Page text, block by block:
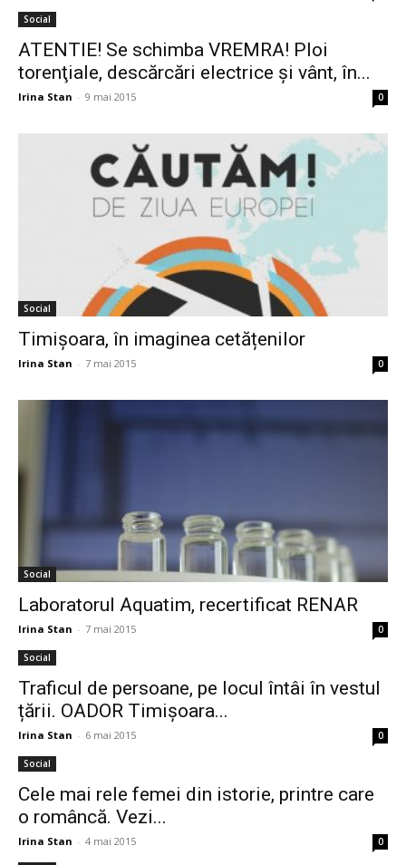
Social
ATENTIE! Se schimba VREMRA! Ploi
torenţiale, descărcări electrice şi vânt, în...
Irina Stan - 9 mai 2015 0
Social
Timișoara, în imaginea cetățenilor
Irina Stan - 7 mai 2015 0
Social
Laboratorul Aquatim, recertificat RENAR
Irina Stan - 7 mai 2015 0
Social
Traficul de persoane, pe locul întâi în vestul
țării. OADOR Timișoara...
Irina Stan - 6 mai 2015 0
Social
Cele mai rele femei din istorie, printre care
o româncă. Vezi...
Irina Stan - 4 mai 2015 0